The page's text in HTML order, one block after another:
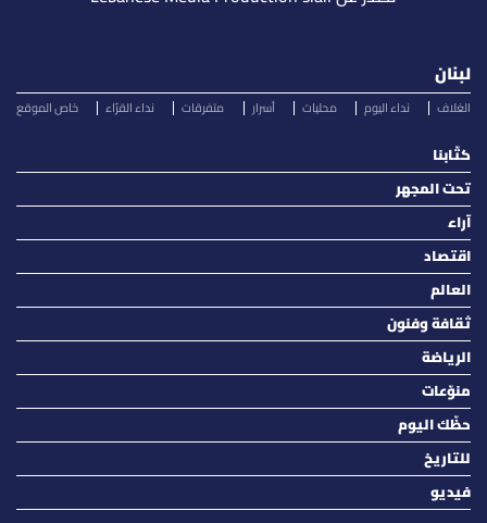
لبنان
الغلاف نداء اليوم محليات أسرار متفرقات نداء القرّاء خاص الموقع
كتّابنا
تحت المجهر
آراء
اقتصاد
العالم
ثقافة وفنون
الرياضة
منوّعات
حظّك اليوم
للتاريخ
فيديو